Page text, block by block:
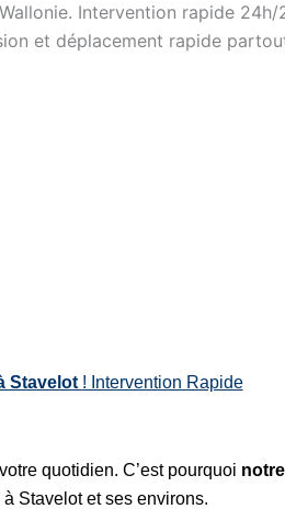
Intervention rapide
et déplacement rapide
Stavelot ! Intervention Rapide
quotidien. C’est pourquoi
Stavelot et ses environs.